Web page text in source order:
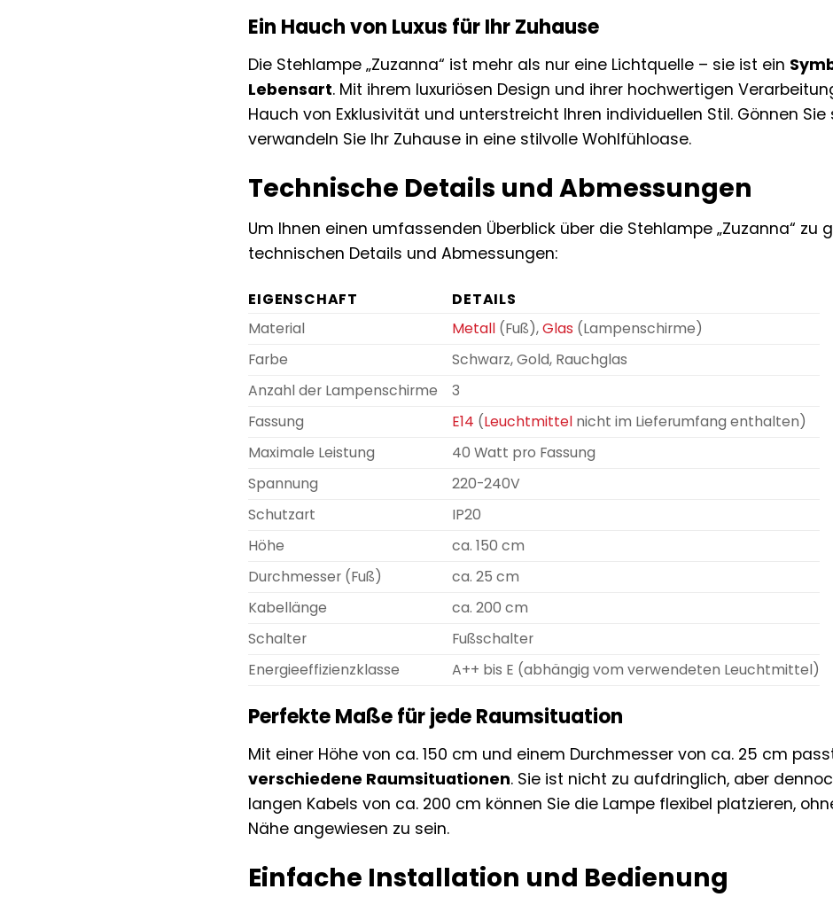
Ein Hauch von Luxus für Ihr Zuhause
Die Stehlampe „Zuzanna“ ist mehr als nur eine Lichtquelle – sie ist ein
Lebensart. Mit ihrem luxuriösen Design und ihrer hochwertigen
Hauch von Exklusivität und unterstreicht Ihren individuellen Stil. Gönnen
verwandeln Sie Ihr Zuhause in eine stilvolle Wohlfühloase.
Technische Details und Abmessungen
Um Ihnen einen umfassenden Überblick über die Stehlampe „Zuzanna“ zu
technischen Details und Abmessungen:
EIGENSCHAFT
DETAILS
Material
Metall (Fuß),Glas (Lampenschirme)
Farbe
Schwarz, Gold, Rauchglas
Anzahl der Lampenschirme
3
Fassung
E14 (Leuchtmittel nicht im Lieferumfang enthalten)
Maximale Leistung
40 Watt pro Fassung
Spannung
220-240V
Schutzart
IP20
Höhe
ca. 150 cm
Durchmesser (Fuß)
ca. 25 cm
Kabellänge
ca. 200 cm
Schalter
Fußschalter
Energieeffizienzklasse
A++ bis E (abhängig vom verwendeten Leuchtmittel)
Perfekte Maße für jede Raumsituation
Mit einer Höhe von ca. 150 cm und einem Durchmesser von ca. 25 cm
verschiedene Raumsituationen. Sie ist nicht zu aufdringlich, aber
langen Kabels von ca. 200 cm können Sie die Lampe flexibel platzieren,
Nähe angewiesen zu sein.
Einfache Installation und Bedienung